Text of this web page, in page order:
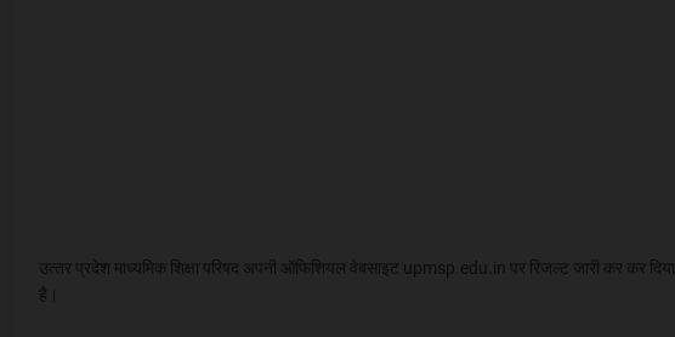
उत्‍तर प्रदेश माध्‍यमिक शिक्षा परिषद अपनी ऑफिशियल वेबसाइट upmsp.edu.in पर रिजल्‍ट जारी कर कर दिया
है।